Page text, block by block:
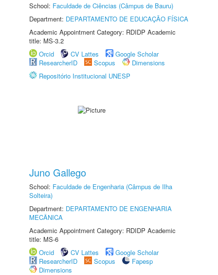
School: Faculdade de Ciências (Câmpus de Bauru)
Department: DEPARTAMENTO DE EDUCAÇÃO FÍSICA
Academic Appointment Category: RDIDP Academic
title: MS-3.2
Orcid
CV Lattes
Google Scholar
ResearcherID
Scopus
Dimensions
Repositório Institucional UNESP
Juno Gallego
School: Faculdade de Engenharia (Câmpus de Ilha
Solteira)
Department: DEPARTAMENTO DE ENGENHARIA
MECÂNICA
Academic Appointment Category: RDIDP Academic
title: MS-6
Orcid
CV Lattes
Google Scholar
ResearcherID
Scopus
Fapesp
Dimensions